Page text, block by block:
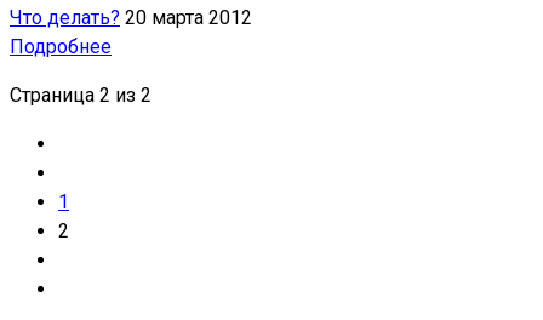
Что делать? 20 марта 2012
Подробнее
Страница 2 из 2
1
2